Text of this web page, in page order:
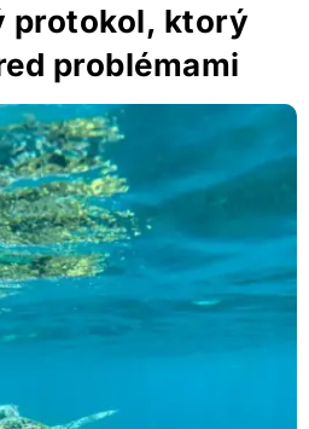
protokol, ktorý
problémami